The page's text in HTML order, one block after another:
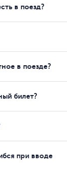
в поезд?
в поезде?
билет?
при вводе